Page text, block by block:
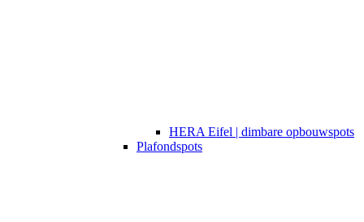
HERA Eifel | dimbare opbouwspots
Plafondspots